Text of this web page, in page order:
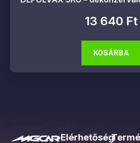
13 640 Ft
KOSÁRBA
Elérhetőség